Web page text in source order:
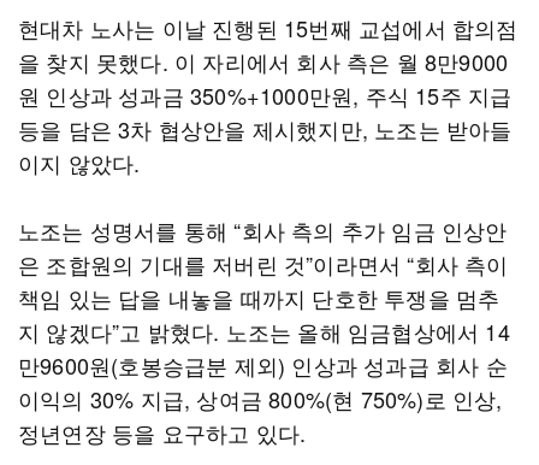
현대차 노사는 이날 진행된 15번째 교섭에서 합의점
을 찾지 못했다. 이 자리에서 회사 측은 월 8만9000
원 인상과 성과금 350%+1000만원, 주식 15주 지급
등을 담은 3차 협상안을 제시했지만, 노조는 받아들
이지 않았다.
노조는 성명서를 통해 “회사 측의 추가 임금 인상안
은 조합원의 기대를 저버린 것”이라면서 “회사 측이
책임 있는 답을 내놓을 때까지 단호한 투쟁을 멈추
지 않겠다”고 밝혔다. 노조는 올해 임금협상에서 14
만9600원(호봉승급분 제외) 인상과 성과급 회사 순
이익의 30% 지급, 상여금 800%(현 750%)로 인상,
정년연장 등을 요구하고 있다.